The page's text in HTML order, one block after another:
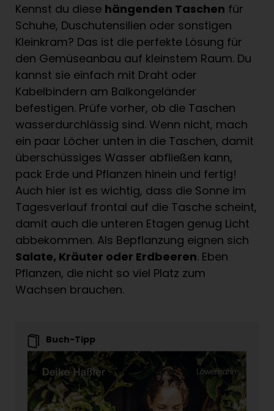
Kennst du diese hängenden Taschen für
Schuhe, Duschutensilien oder sonstigen
Kleinkram? Das ist die perfekte Lösung für
den Gemüseanbau auf kleinstem Raum. Du
kannst sie einfach mit Draht oder
Kabelbindern am Balkongeländer
befestigen. Prüfe vorher, ob die Taschen
wasserdurchlässig sind. Wenn nicht, mach
ein paar Löcher unten in die Taschen, damit
überschüssiges Wasser abfließen kann,
pack Erde und Pflanzen hinein und fertig!
Auch hier ist es wichtig, dass die Sonne im
Tagesverlauf frontal auf die Tasche scheint,
damit auch die unteren Etagen genug Licht
abbekommen. Als Bepflanzung eignen sich
Salate, Kräuter oder Erdbeeren. Eben
Pflanzen, die nicht so viel Platz zum
Wachsen brauchen.
Buch-Tipp